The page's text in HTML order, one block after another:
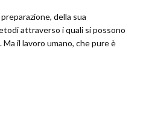
della sua
attraverso i quali si possono
il lavoro umano, che pure è